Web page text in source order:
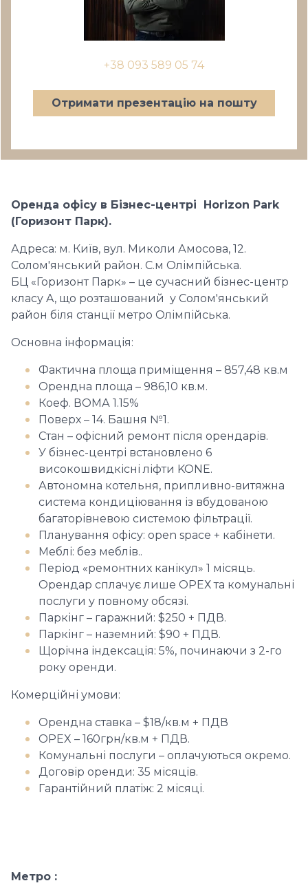
+38 093 589 05 74
Отримати презентацію на пошту
Оренда офісу в Бізнес-центрі Horizon Park
(Горизонт Парк).
Адреса: м. Київ, вул. Миколи Амосова, 12.
Солом'янський район. С.м Олімпійська.
БЦ «Горизонт Парк» – це сучасний бізнес-центр
класу A, що розташований у Солом'янський
район біля станції метро Олімпійська.
Основна інформація:
Фактична площа приміщення – 857,48 кв.м
Орендна площа – 986,10 кв.м.
Коеф. ВОМА 1.15%
Поверх – 14. Башня №1.
Стан – офісний ремонт після орендарів.
У бізнес-центрі встановлено 6
високошвидкісні ліфти KONE.
Автономна котельня, припливно-витяжна
система кондиціювання із вбудованою
багаторівневою системою фільтрації.
Планування офісу: оpen space + кабінети.
Меблі: без меблів..
Період «ремонтних канікул» 1 місяць.
Орендар сплачує лише ОРЕХ та комунальні
послуги у повному обсязі.
Паркінг – гаражний: $250 + ПДВ.
Паркінг – наземний: $90 + ПДВ.
Щорічна індексація: 5%, починаючи з 2-го
року оренди.
Комерційні умови:
Орендна ставка – $18/кв.м + ПДВ
OPEX – 160грн/кв.м + ПДВ.
Комунальні послуги – оплачуються окремо.
Договір оренди: 35 місяців.
Гарантійний платіж: 2 місяці.
Метро